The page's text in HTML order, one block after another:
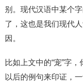
别。现代汉语中某个
了，这也是我们现代
因。
比如上文中的“宠”字
以后的例句来印证，